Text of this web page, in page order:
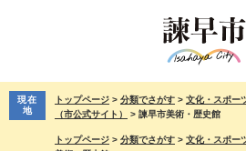
先
で
を
ば
現在
地
トップページ > 分類でさがす > 文化・スポー
（市公式サイト）
> 諫早市美術・歴史館
トップページ > 分類でさがす > 文化・スポー